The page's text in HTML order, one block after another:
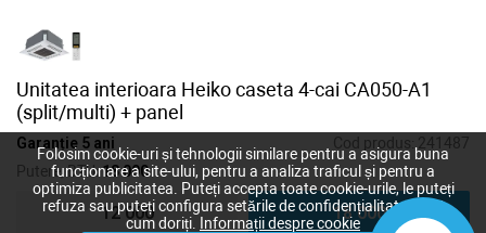
Unitatea interioara Heiko caseta 4-cai CA050-A1
(split/multi) + panel
Garanție 5 ani Cod produs: 241487
Putere, BTU:18 000
12 000 18 000
Folosim cookie-uri și tehnologii similare pentru a asigura buna
funcționare a site-ului, pentru a analiza traficul și pentru a
optimiza publicitatea. Puteți accepta toate cookie-urile, le puteți
refuza sau puteți configura setările de confidențialitate după
cum doriți.
Informații despre cookie